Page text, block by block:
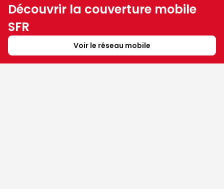
Découvrir la couverture mobile
SFR
Voir le réseau mobile